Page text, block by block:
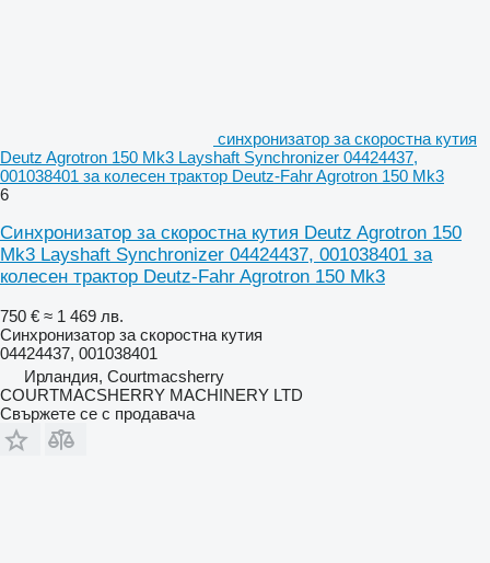
синхронизатор за скоростна кутия
Deutz Agrotron 150 Mk3 Layshaft Synchronizer 04424437,
001038401 за колесен трактор Deutz-Fahr Agrotron 150 Mk3
6
Синхронизатор за скоростна кутия Deutz Agrotron 150
Mk3 Layshaft Synchronizer 04424437, 001038401 за
колесен трактор Deutz-Fahr Agrotron 150 Mk3
750 € ≈ 1 469 лв.
Синхронизатор за скоростна кутия
04424437, 001038401
Ирландия, Courtmacsherry
COURTMACSHERRY MACHINERY LTD
Свържете се с продавача